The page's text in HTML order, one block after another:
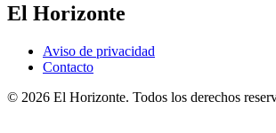
El Horizonte
Aviso de privacidad
Contacto
© 2026 El Horizonte. Todos los derechos